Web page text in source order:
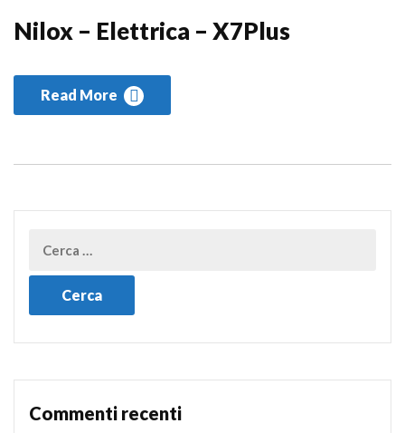
Nilox – Elettrica – X7Plus
Read More
Commenti recenti